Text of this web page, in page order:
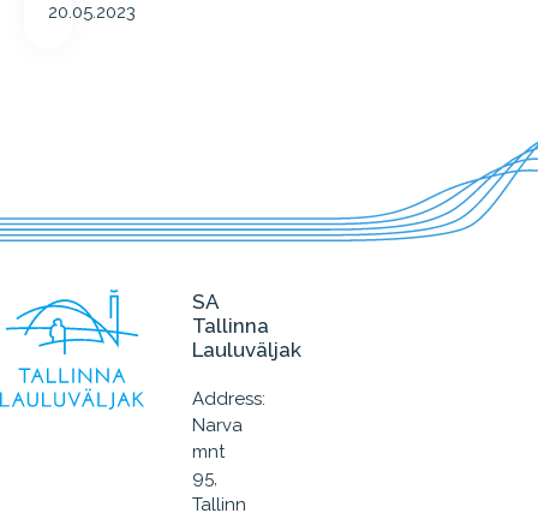
20.05.2023
SA
Tallinna
Lauluväljak
Address:
Narva
mnt
95,
Tallinn